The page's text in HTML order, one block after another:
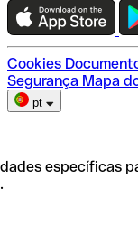
Escolha do plano
Cookies
Segurança Mapa
pt
específicas